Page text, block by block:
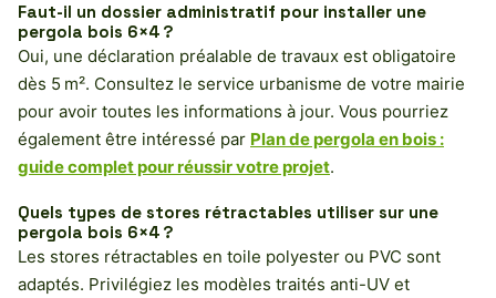
Faut-il un dossier administratif pour installer une
pergola bois 6×4 ?
Oui, une déclaration préalable de travaux est obligatoire
dès 5 m². Consultez le service urbanisme de votre mairie
pour avoir toutes les informations à jour. Vous pourriez
également être intéressé par Plan de pergola en bois :
guide complet pour réussir votre projet.
Quels types de stores rétractables utiliser sur une
pergola bois 6×4 ?
Les stores rétractables en toile polyester ou PVC sont
adaptés. Privilégiez les modèles traités anti-UV et